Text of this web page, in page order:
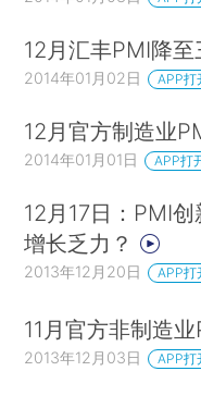
12月汇丰PMI降至
2014年01月02日 APP打
12月官方制造业
2014年01月01日 APP打
12月17日：PMI
增长乏力？
2013年12月20日 APP打
11月官方非制造
2013年12月03日 APP打